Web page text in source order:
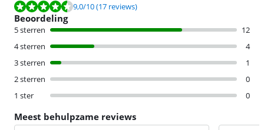
Beoordeling is 9,0 van de 10, gebaseerd op 17 reviews.
9,0/10(17 reviews)
Beoordeling
5 sterren
12
4 sterren
4
3 sterren
1
2 sterren
0
1 ster
0
Meest behulpzame reviews